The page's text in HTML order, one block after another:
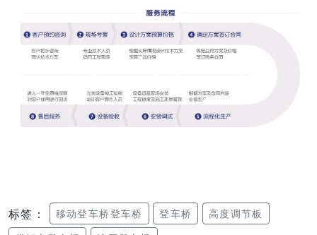
标签： 移动登车桥登车桥 登车桥
高度调节板